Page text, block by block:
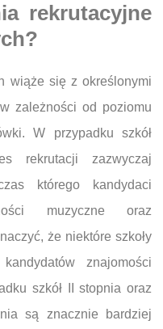
rekrutacyjne
wiąże się z określonymi
zależności od poziomu
W przypadku szkół
rekrutacji zazwyczaj
którego kandydaci
muzyczne oraz
że niektóre szkoły
znajomości
szkół II stopnia oraz
są znacznie bardziej